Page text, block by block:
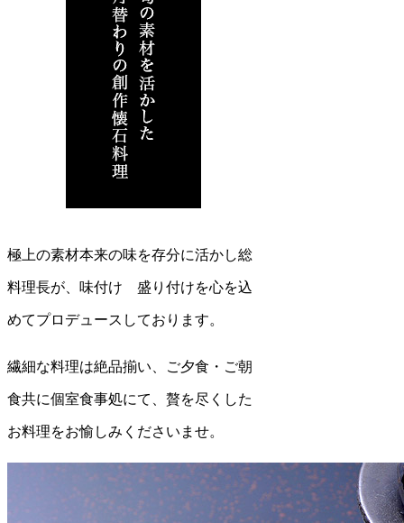
極上の素材本来の味を存分に活かし総
料理長が、味付け 盛り付けを心を込
めてプロデュースしております。
繊細な料理は絶品揃い、ご夕食・ご朝
食共に個室食事処にて、贅を尽くした
お料理をお愉しみくださいませ。